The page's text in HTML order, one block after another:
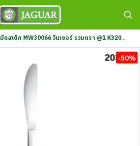
มีดสเต็ก MW30066 วินเซอร์ รวมตรา @1 K320/66-3-MIX
-50%